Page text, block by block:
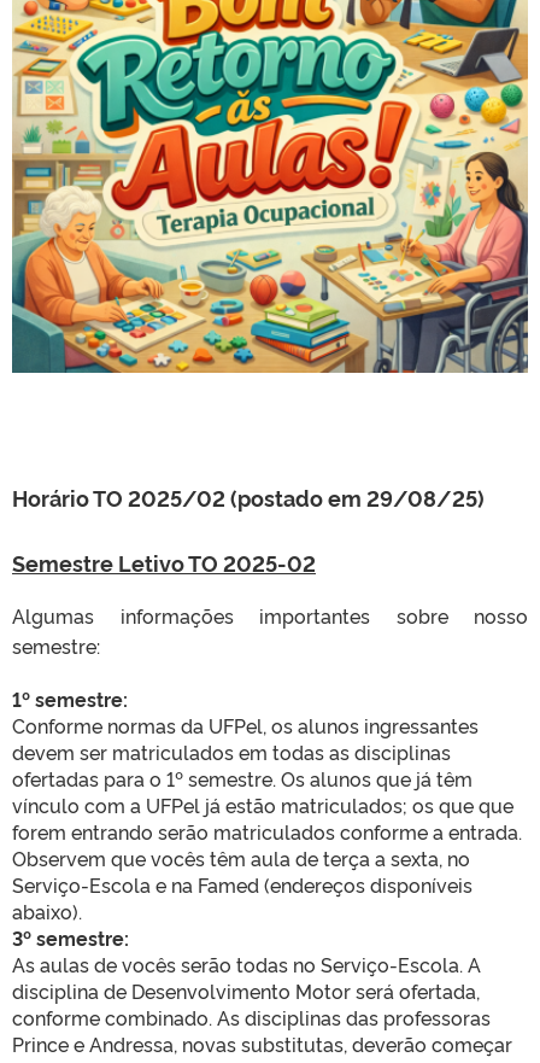
Horário TO 2025/02 (postado em 29/08/25)
Semestre Letivo TO 2025-02
Algumas informações importantes sobre nosso
semestre:
1º semestre:
Conforme normas da UFPel, os alunos ingressantes
devem ser matriculados em todas as disciplinas
ofertadas para o 1º semestre. Os alunos que já têm
vínculo com a UFPel já estão matriculados; os que que
forem entrando serão matriculados conforme a entrada.
Observem que vocês têm aula de terça a sexta, no
Serviço-Escola e na Famed (endereços disponíveis
abaixo).
3º semestre:
As aulas de vocês serão todas no Serviço-Escola. A
disciplina de Desenvolvimento Motor será ofertada,
conforme combinado. As disciplinas das professoras
Prince e Andressa, novas substitutas, deverão começar